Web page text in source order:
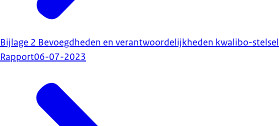
Bijlage 2 Bevoegdheden en verantwoordelijkheden kwalibo-stelsel
Rapport06-07-2023